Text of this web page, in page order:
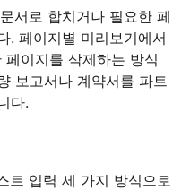
서로 합치거나 필요한 페
. 페이지별 미리보기에서
이지를 삭제하는 방식
보고서나 계약서를 파트
다.
트 입력 세 가지 방식으로